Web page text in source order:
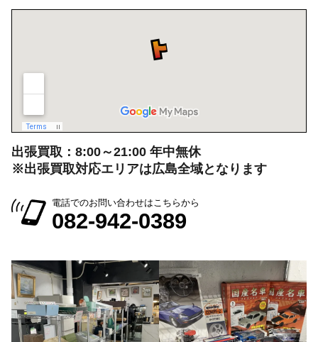
出張買取：8:00～21:00 年中無休
※出張買取対応エリアは広島全域となります
電話でのお問い合わせはこちらから
082-942-0389